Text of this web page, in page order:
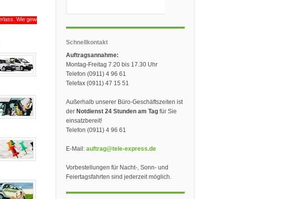
Schnellkontakt
Auftragsannahme:
Montag-Freitag 7.20 bis 17.30 Uhr
Telefon (0911) 4 96 61
Telefax (0911) 47 15 51
Außerhalb unserer Büro-Geschäftszeiten ist
der Notdienst 24 Stunden am Tag für Sie
einsatzbereit!
Telefon (0911) 4 96 61
E-Mail: auftrag@tele-express.de
Vorbestellungen für Nacht-, Sonn- und
Feiertagsfahrten sind jederzeit möglich.